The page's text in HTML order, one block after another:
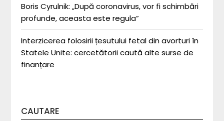
Boris Cyrulnik: „După coronavirus, vor fi schimbări
profunde, aceasta este regula”
Interzicerea folosirii țesutului fetal din avorturi în
Statele Unite: cercetătorii caută alte surse de
finanțare
CAUTARE